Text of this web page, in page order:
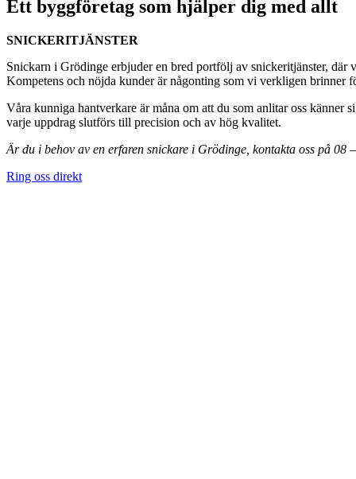
Ett byggföretag som hjälper dig med allt
SNICKERITJÄNSTER
Snickarn i Grödinge erbjuder en bred portfölj av snickeritjänster, där
Kompetens och nöjda kunder är någonting som vi verkligen brinner
Våra kunniga hantverkare är måna om att du som anlitar oss känner
varje uppdrag slutförs till precision och av hög kvalitet.
Är du i behov av en erfaren snickare i Grödinge, kontakta oss på
Ring oss direkt